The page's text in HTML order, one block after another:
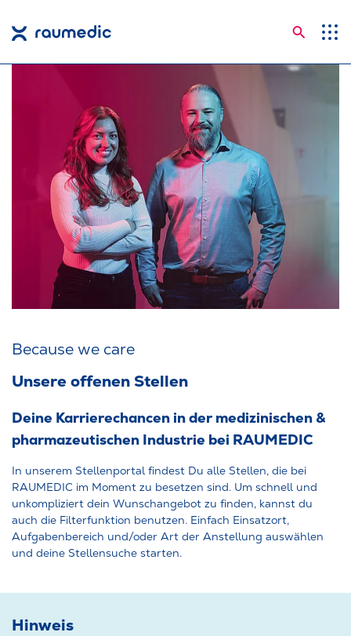
Anwendungsgebiete
Unternehmen
Insights
Sprachen
Suche
Because we care
Unsere offenen Stellen
Deine Karrierechancen in der medizinischen &
pharmazeutischen Industrie bei RAUMEDIC
In unserem Stellenportal findest Du alle Stellen, die bei
RAUMEDIC im Moment zu besetzen sind. Um schnell und
unkompliziert dein Wunschangebot zu finden, kannst du
auch die Filterfunktion benutzen. Einfach Einsatzort,
Aufgabenbereich und/oder Art der Anstellung auswählen
und deine Stellensuche starten.
Hinweis